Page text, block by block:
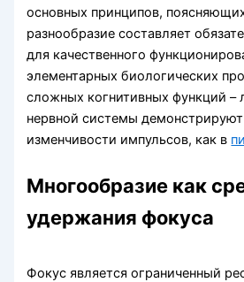
основных принципов,
разнообразие составляет
для качественного
элементарных биологических
сложных когнитивных функций –
нервной системы демонстрируют
изменчивости импульсов, как в
Многообразие как
удержания фокуса
Фокус является ограниченный